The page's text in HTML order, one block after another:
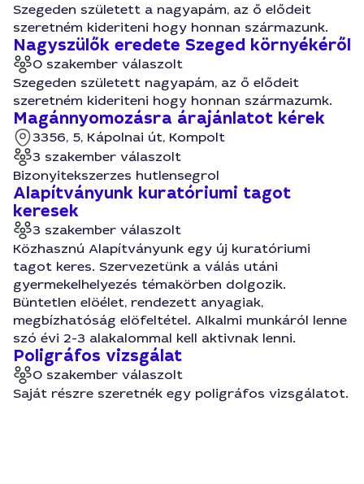
Szegeden született a nagyapám, az ő elődeit
szeretném kideriteni hogy honnan származunk.
Nagyszülők eredete Szeged környékéről
0 szakember válaszolt
Szegeden született nagyapám, az ő elődeit
szeretném kideriteni hogy honnan származumk.
Magánnyomozásra árajánlatot kérek
3356, 5, Kápolnai út, Kompolt
3 szakember válaszolt
Bizonyitekszerzes hutlensegrol
Alapítványunk kuratóriumi tagot
keresek
3 szakember válaszolt
Közhasznú Alapítványunk egy új kuratóriumi
tagot keres. Szervezetünk a válás utáni
gyermekelhelyezés témakörben dolgozik.
Büntetlen elöélet, rendezett anyagiak,
megbízhatóság elöfeltétel. Alkalmi munkáról lenne
szó évi 2-3 alakalommal kell aktivnak lenni.
Poligráfos vizsgálat
0 szakember válaszolt
Saját részre szeretnék egy poligráfos vizsgálatot.